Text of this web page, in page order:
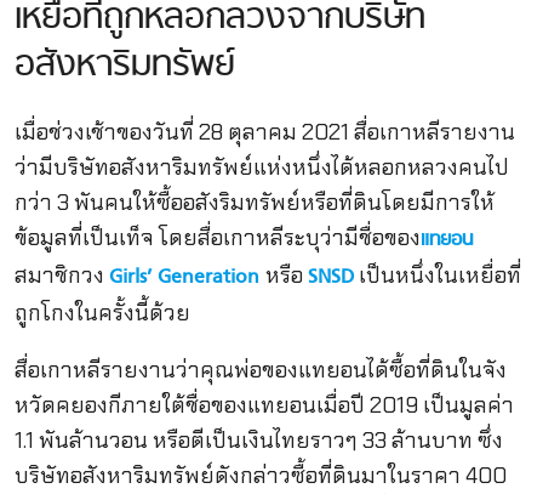
เหยื่อที่ถูกหลอกลวงจากบริษัท
อสังหาริมทรัพย์
เมื่อช่วงเช้าของวันที่ 28 ตุลาคม 2021 สื่อเกาหลีรายงาน
ว่ามีบริษัทอสังหาริมทรัพย์แห่งหนึ่งได้หลอกหลวงคนไป
กว่า 3 พันคนให้ซื้ออสังริมทรัพย์หรือที่ดินโดยมีการให้
ข้อมูลที่เป็นเท็จ โดยสื่อเกาหลีระบุว่ามีชื่อของแทยอน
สมาชิกวง Girls’ Generation หรือ SNSDเป็นหนึ่งในเหยื่อที่
ถูกโกงในครั้งนี้ด้วย
สื่อเกาหลีรายงานว่าคุณพ่อของแทยอนได้ซื้อที่ดินในจัง
หวัดคยองกีภายใต้ชื่อของแทยอนเมื่อปี 2019 เป็นมูลค่า
1.1 พันล้านวอน หรือตีเป็นเงินไทยราวๆ 33 ล้านบาท ซึ่ง
บริษัทอสังหาริมทรัพย์ดังกล่าวซื้อที่ดินมาในราคา 400